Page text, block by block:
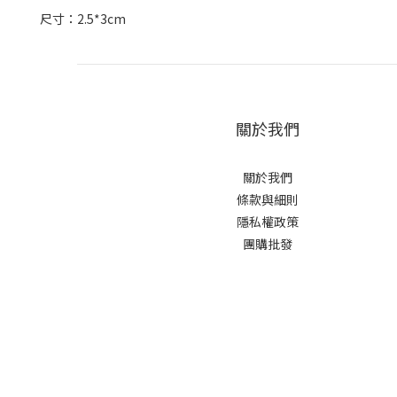
尺寸：2.5*3cm
關於我們
關於我們
條款與細則
隱私權政策
團購批發